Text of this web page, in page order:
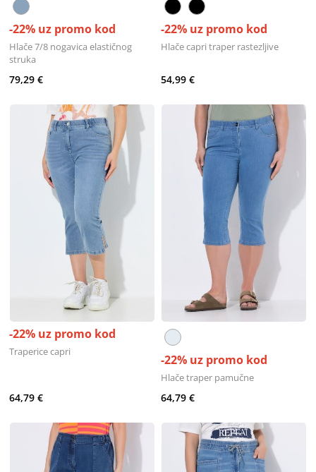
-22% uz promo kod
Hlače 7/8 nogavica elastičnog
struka
79,29 €
-22% uz promo kod
Hlače capri traper rastezljive
54,99 €
-22% uz promo kod
Traperice capri
64,79 €
-22% uz promo kod
Hlače traper pamučne
64,79 €